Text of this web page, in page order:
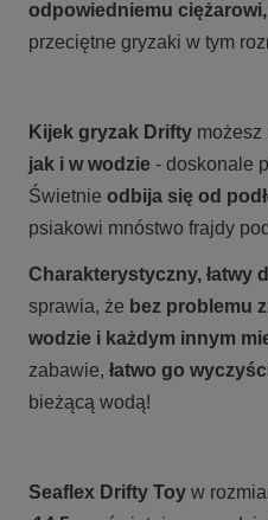
odpowiedniemu ciężarowi,
przeciętne gryzaki w tym
Kijek gryzak Drifty możesz
jak i w wodzie - doskonale
Świetnie odbija się od
psiakowi mnóstwo frajdy
Charakterystyczny, łatwy
sprawia, że bez problemu
wodzie i każdym innym
zabawie, łatwo go
bieżącą wodą!
Seaflex Drifty Toy w